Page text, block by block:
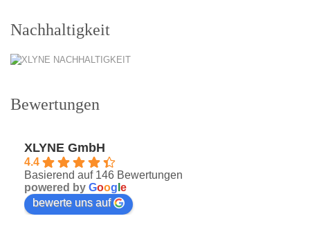
Nachhaltigkeit
Bewertungen
XLYNE GmbH
4.4
Basierend auf 146 Bewertungen
powered by Goog e
bewerte uns auf